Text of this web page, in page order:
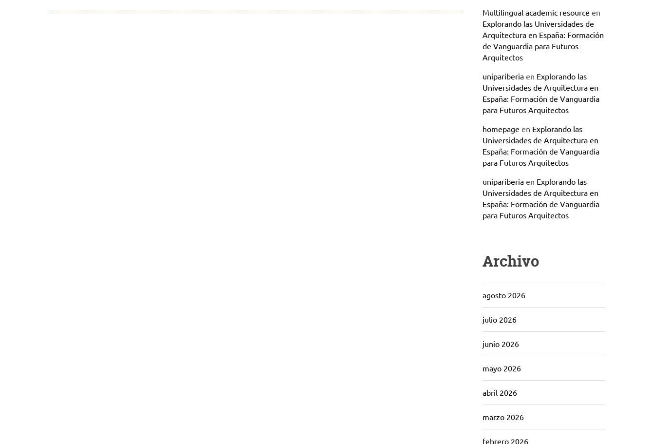
Multilingual academic resource en
Explorando las Universidades de
Arquitectura en España: Formación
de Vanguardia para Futuros
Arquitectos
unipariberiaen Explorando las
Universidades de Arquitectura en
España: Formación de Vanguardia
para Futuros Arquitectos
homepage en Explorando las
Universidades de Arquitectura en
España: Formación de Vanguardia
para Futuros Arquitectos
unipariberiaen Explorando las
Universidades de Arquitectura en
España: Formación de Vanguardia
para Futuros Arquitectos
Archivo
agosto 2026
julio 2026
junio 2026
mayo 2026
abril 2026
marzo 2026
febrero 2026